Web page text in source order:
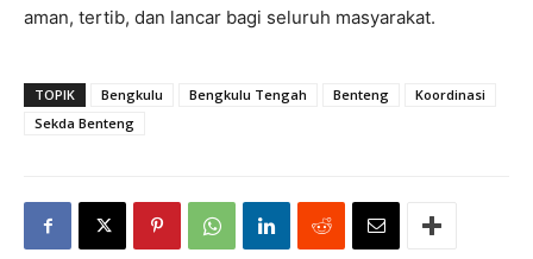
aman, tertib, dan lancar bagi seluruh masyarakat.
TOPIK Bengkulu Bengkulu Tengah Benteng
Koordinasi
Sekda Benteng